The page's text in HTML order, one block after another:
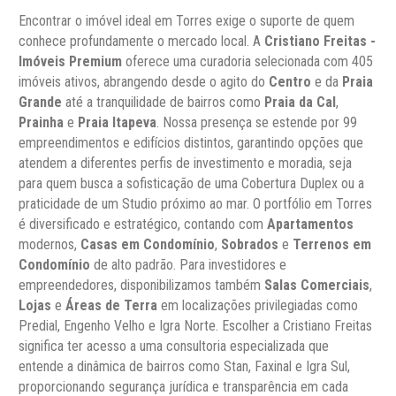
Encontrar o imóvel ideal em Torres exige o suporte de quem
conhece profundamente o mercado local. A Cristiano Freitas -
Imóveis Premium oferece uma curadoria selecionada com 405
imóveis ativos, abrangendo desde o agito do Centro e da Praia
Grande até a tranquilidade de bairros como Praia da Cal,
Prainha e Praia Itapeva. Nossa presença se estende por 99
empreendimentos e edifícios distintos, garantindo opções que
atendem a diferentes perfis de investimento e moradia, seja
para quem busca a sofisticação de uma Cobertura Duplex ou a
praticidade de um Studio próximo ao mar. O portfólio em Torres
é diversificado e estratégico, contando comApartamentos
modernos, Casas em Condomínio, Sobrados e Terrenos em
Condomínio de alto padrão. Para investidores e
empreendedores, disponibilizamos também Salas Comerciais,
Lojas eÁreas de Terra em localizações privilegiadas como
Predial, Engenho Velho e Igra Norte. Escolher a Cristiano Freitas
significa ter acesso a uma consultoria especializada que
entende a dinâmica de bairros como Stan, Faxinal e Igra Sul,
proporcionando segurança jurídica e transparência em cada